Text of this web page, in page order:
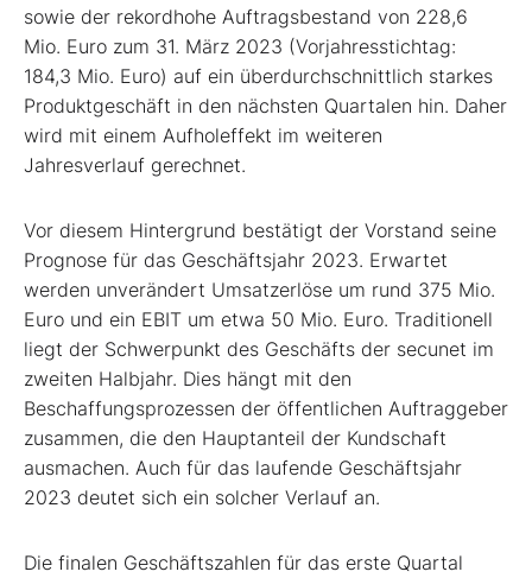
sowie der rekordhohe Auftragsbestand von 228,6
Mio. Euro zum 31. März 2023 (Vorjahresstichtag:
184,3 Mio. Euro) auf ein überdurchschnittlich starkes
Produktgeschäft in den nächsten Quartalen hin. Daher
wird mit einem Aufholeffekt im weiteren
Jahresverlauf gerechnet.
Vor diesem Hintergrund bestätigt der Vorstand seine
Prognose für das Geschäftsjahr 2023. Erwartet
werden unverändert Umsatzerlöse um rund 375 Mio.
Euro und ein EBIT um etwa 50 Mio. Euro. Traditionell
liegt der Schwerpunkt des Geschäfts der secunet im
zweiten Halbjahr. Dies hängt mit den
Beschaffungsprozessen der öffentlichen Auftraggeber
zusammen, die den Hauptanteil der Kundschaft
ausmachen. Auch für das laufende Geschäftsjahr
2023 deutet sich ein solcher Verlauf an.
Die finalen Geschäftszahlen für das erste Quartal